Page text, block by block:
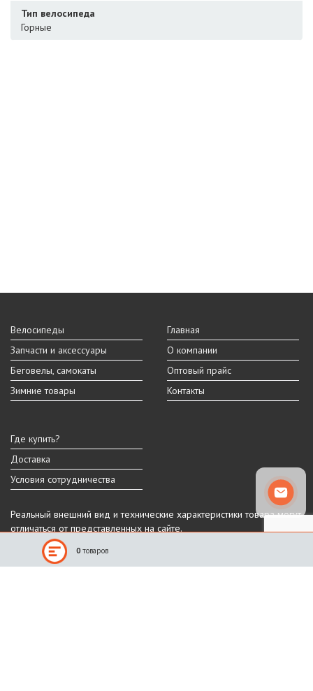
Тип велосипеда
Горные
Велосипеды
Запчасти и аксессуары
Беговелы, самокаты
Зимние товары
Главная
О компании
Оптовый прайс
Контакты
Где купить?
Доставка
Условия сотрудничества
Реальный внешний вид и технические характеристики товара могут
отличаться от представленных на сайте.
Производитель оставляет за собой право на изменение дизайна,
характеристик и комплектации товара.
0 товаров